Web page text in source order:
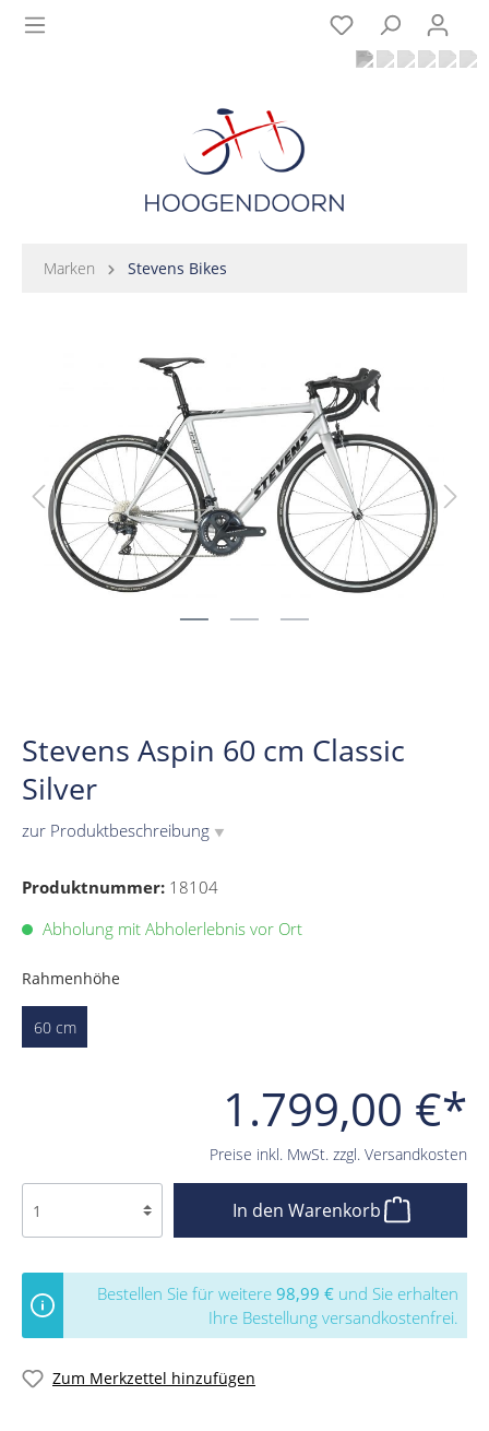
Marken Stevens Bikes
Stevens Aspin 60 cm Classic
Silver
zur Produktbeschreibung ▼
Produktnummer: 18104
1.799,00 €*
Preise inkl. MwSt. zzgl. Versandkosten
Abholung mit Abholerlebnis vor Ort
Rahmenhöhe
60 cm
In den Warenkorb
Bestellen Sie für weitere 98,99 € und Sie erhalten
Ihre Bestellung versandkostenfrei.
Zum Merkzettel hinzufügen